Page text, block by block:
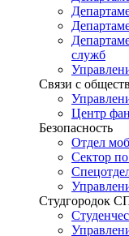
служб
Связи с
Центр
Безопасность
Отдел
Сектор
Студгородок